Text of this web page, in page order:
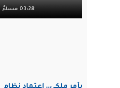
03:28 مساءً, 29 Jul 2026